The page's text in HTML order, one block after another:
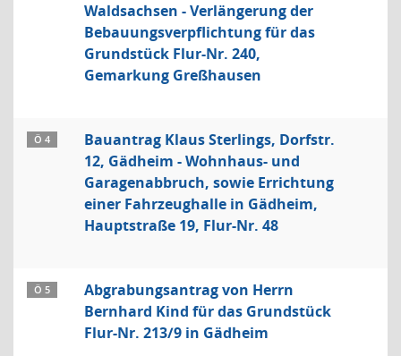
Waldsachsen - Verlängerung der
Bebauungsverpflichtung für das
Grundstück Flur-Nr. 240,
Gemarkung Greßhausen
Ö 4
Bauantrag Klaus Sterlings, Dorfstr.
12, Gädheim - Wohnhaus- und
Garagenabbruch, sowie Errichtung
einer Fahrzeughalle in Gädheim,
Hauptstraße 19, Flur-Nr. 48
Ö 5
Abgrabungsantrag von Herrn
Bernhard Kind für das Grundstück
Flur-Nr. 213/9 in Gädheim